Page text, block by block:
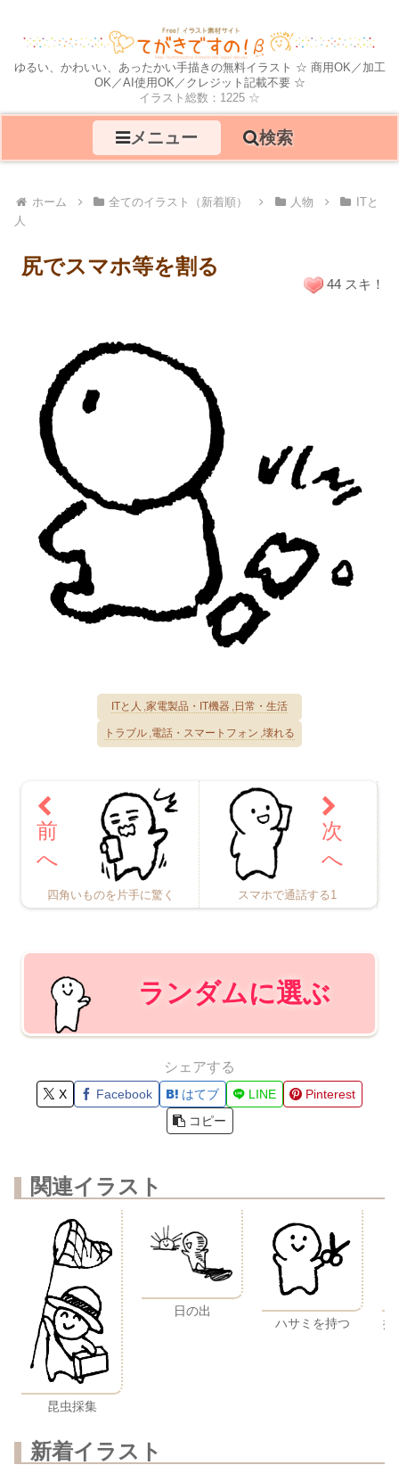
ゆるい、かわいい、あったかい手描きの無料イラスト ☆ 商用OK／加工
OK／AI使用OK／クレジット記載不要 ☆
イラスト総数：1225 ☆
メニュー 検索
ホーム 全てのイラスト（新着順） 人物
ITと
人
尻でスマホ等を割る
ITと人 家電製品・IT機器 日常・生活
トラブル 電話・スマートフォン 壊れる
44 スキ！
四角いものを片手に驚く スマホで通話する1
ランダムに選ぶ
シェアする
X Facebook はてブ LINE
Pinterest
コピー
関連イラスト
昆虫採集
日の出
ハサミを持つ
掃
新着イラスト